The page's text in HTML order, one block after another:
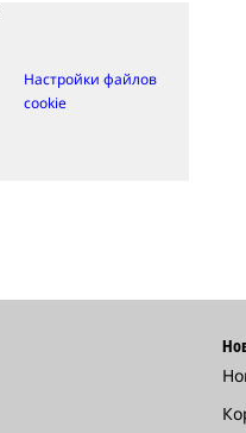
Настройки файлов
cookie